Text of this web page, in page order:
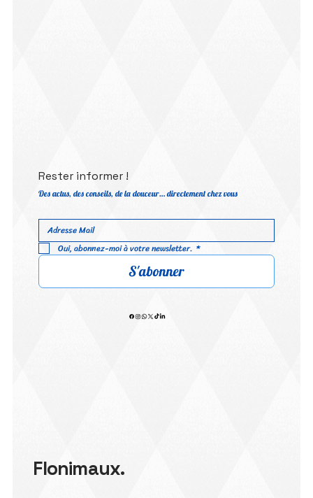
Rester informer !
Des actus, des conseils, de la douceur… directement chez vous
Oui, abonnez-moi à votre newsletter. *
S'abonner
Flonimaux.